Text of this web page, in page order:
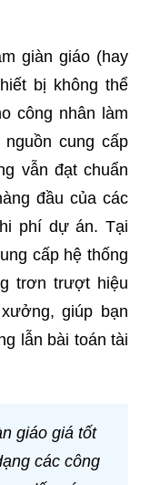
giàn giáo (hay
bị không thể
công nhân làm
cung cấp
vẫn đạt chuẩn
đầu của các
phí dự án. Tại
cấp hệ thống
trơn trượt hiệu
giúp bạn
lẫn bài toán tài
giáo giá tốt
các công